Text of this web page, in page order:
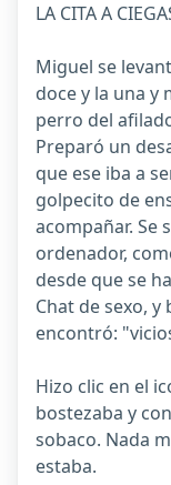
LA CITA A
Miguel se
doce y la una y
perro del
Preparó un
que ese iba a
golpecito de
acompañar. Se
ordenador,
desde que se
Chat de sexo,
encontró:
Hizo clic en el
bostezaba y
sobaco. Nada
estaba.